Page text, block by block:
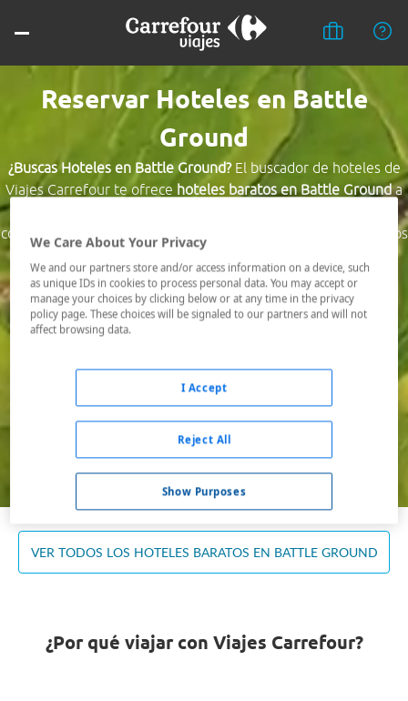
Reservar Hoteles en Battle
Ground
¿Buscas Hoteles en Battle Ground?El buscador de hoteles de
Viajes Carrefour te ofrece hoteles baratos en Battle Grounda
comunicados, el hotel que busques nosotros te lo encontramos
al mejor precio.
Destino *
08/08/2026 - 09/08/2026
Ocupación *
Buscar
VER TODOS LOS HOTELES BARATOS EN BATTLE GROUND
¿Por qué viajar con Viajes Carrefour?
We Care About Your Privacy
We and our partners store and/or access information on a device, such
as unique IDs in cookies to process personal data. You may accept or
manage your choices by clicking below or at any time in the privacy
policy page. These choices will be signaled to our partners and will not
affect browsing data.
Show Purposes
Reject All
I Accept